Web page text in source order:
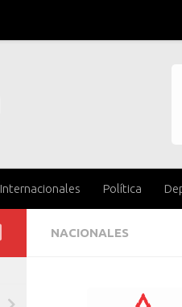
Internacionales Política
NACIONALES